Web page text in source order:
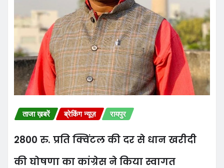
ताजा ख़बरें ब्रेकिंग न्यूज़ रायपुर
2800 रु. प्रति क्विंटल की दर से धान खरीदी
की घोषणा का कांग्रेस ने किया स्वागत